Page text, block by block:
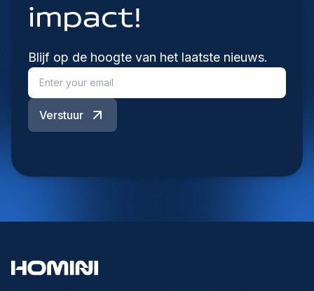
impact!
Blijf op de hoogte van het laatste nieuws.
Verstuur